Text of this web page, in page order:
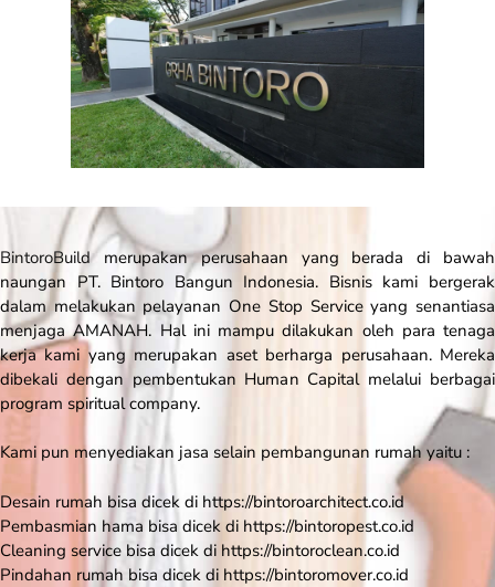
BintoroBuildmerupakan perusahaan yang berada di bawah
naungan PT. Bintoro Bangun Indonesia. Bisnis kami bergerak
dalam melakukan pelayanan One Stop Serviceyang senantiasa
menjaga AMANAH. Hal ini mampu dilakukan oleh para tenaga
kerja kami yang merupakan aset berharga perusahaan. Mereka
dibekali dengan pembentukan Human Capital melalui berbagai
program spiritual company.
Kami pun menyediakan jasa selain pembangunan rumah yaitu :
Desain rumah bisa dicek di https://bintoroarchitect.co.id
Pembasmian hama bisa dicek di https://bintoropest.co.id
Cleaning service bisa dicek di https://bintoroclean.co.id
Pindahan rumah bisa dicek di https://bintoromover.co.id